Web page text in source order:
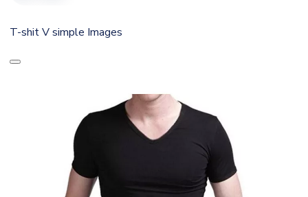
T-shit V simple Images